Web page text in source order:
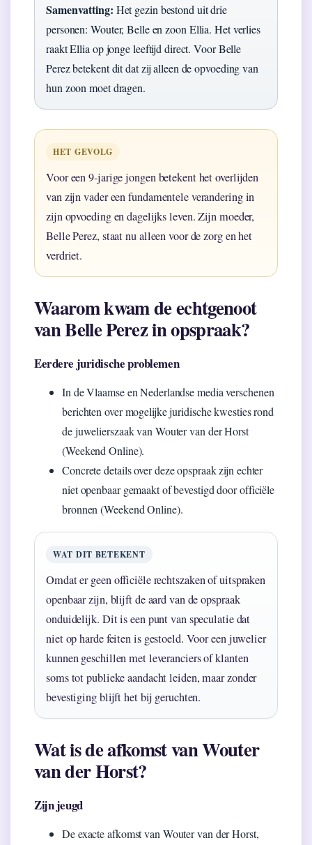
Samenvatting: Het gezin bestond uit drie
personen: Wouter, Belle en zoon Ellia. Het verlies
raakt Ellia op jonge leeftijd direct. Voor Belle
Perez betekent dit dat zij alleen de opvoeding van
hun zoon moet dragen.
HET GEVOLG
Voor een 9-jarige jongen betekent het overlijden
van zijn vader een fundamentele verandering in
zijn opvoeding en dagelijks leven. Zijn moeder,
Belle Perez, staat nu alleen voor de zorg en het
verdriet.
Waarom kwam de echtgenoot
van Belle Perez in opspraak?
Eerdere juridische problemen
In de Vlaamse en Nederlandse media verschenen
berichten over mogelijke juridische kwesties rond
de juwelierszaak van Wouter van der Horst
(Weekend Online).
Concrete details over deze opspraak zijn echter
niet openbaar gemaakt of bevestigd door officiële
bronnen (Weekend Online).
WAT DIT BETEKENT
Omdat er geen officiële rechtszaken of uitspraken
openbaar zijn, blijft de aard van de opspraak
onduidelijk. Dit is een punt van speculatie dat
niet op harde feiten is gestoeld. Voor een juwelier
kunnen geschillen met leveranciers of klanten
soms tot publieke aandacht leiden, maar zonder
bevestiging blijft het bij geruchten.
Wat is de afkomst van Wouter
van der Horst?
Zijn jeugd
De exacte afkomst van Wouter van der Horst,